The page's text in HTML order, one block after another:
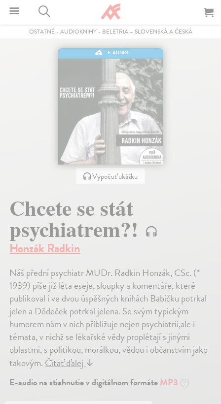
OSTATNÉ- AUDIOKNIHY- BELETRIA – SLOVENSKÁ A ČESKÁ
E-AUDIO
Vypočuť ukážku
Chcete se stát
psychiatrem?!
Honzák Radkin
Náš přední psychiatr MUDr. Radkin Honzák, CSc. (*
1939) píše již léta eseje, sloupky a komentáře, které
publikoval i ve dvou úspěšných knihách Babičku potrkal
jelen a Dědeček potrkal jelena. Se svým typickým
humorem nám v nich přibližuje nejen psychiatrii,ale i
témata, v nichž se lékařské vědy proplétají s jinými
oblastmi, s politikou, morálkou, vědou i občanstvím jako
takovým.Čítať ďalej↓
E-audio na stiahnutie v digitálnom formáteMP3 ?